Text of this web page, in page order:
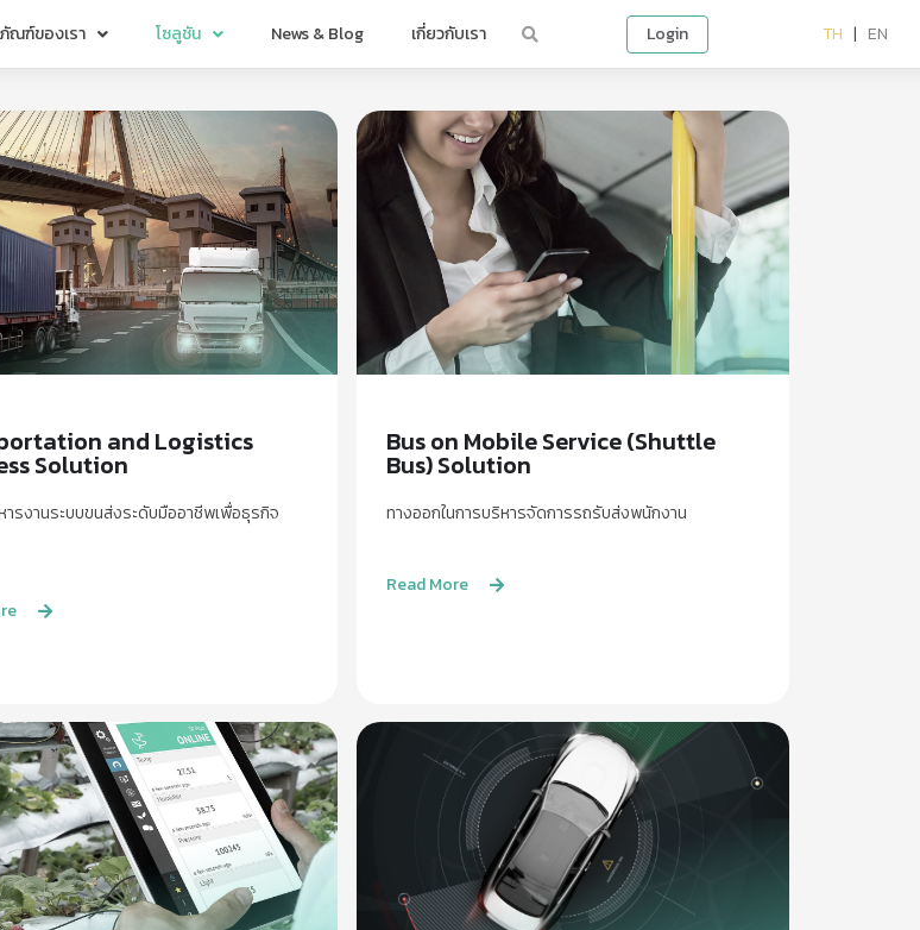
ณฑ์ของเรา โซลูชัน News & Blog เกี่ยวกับเรา Login TH | EN
and Logistics
Solution
ารงานระบบขนส่งระดับมืออาชีพเพื่อธุรกิจ
Bus on Mobile Service (Shuttle
Bus) Solution
ทางออกในการบริหารจัดการรถรับส่งพนักงาน
Read More